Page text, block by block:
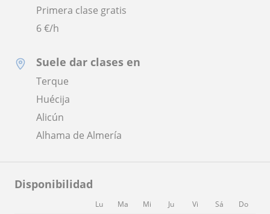
Primera clase gratis
6€/h
Suele dar clases en
Terque
Huécija
Alicún
Alhama de Almería
Disponibilidad
Lu Ma Mi Ju Vi Sá Do